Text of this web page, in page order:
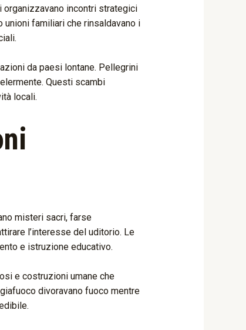
incontri strategici
familiari che rinsaldavano i
da paesi lontane. Pellegrini
Questi scambi
locali.
misteri sacri, farse
l’interesse del uditorio. Le
e istruzione educativo.
e costruzioni umane che
divoravano fuoco mentre